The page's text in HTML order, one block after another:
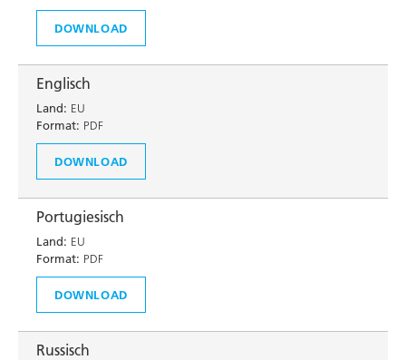
DOWNLOAD
Englisch
Land: EU
Format: PDF
DOWNLOAD
Portugiesisch
Land: EU
Format: PDF
DOWNLOAD
Russisch